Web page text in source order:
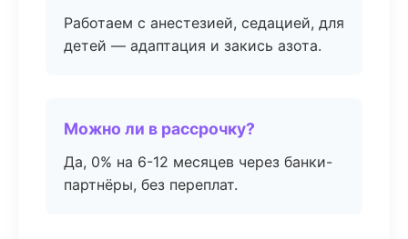
Работаем с анестезией, седацией, для
детей — адаптация и закись азота.
Можно ли в рассрочку?
Да, 0% на 6-12 месяцев через банки-
партнёры, без переплат.